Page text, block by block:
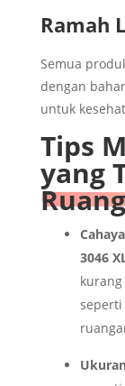
Ramah
Semua
dengan
untuk
Tips
yang
3046
seperti